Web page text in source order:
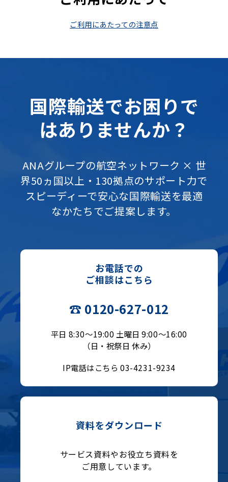
ご利用にあたっての注意点
国際輸送でお困りで
はありませんか？
ANAグループの航空ネットワーク × 世
界50ヵ国以上・130拠点のサポート力で
スピーディーで安心な国際輸送を最適
なかたちでご提案します。
お電話での
ご相談はこちら
☎ 0120-627-012
平日 8:30〜19:00 土曜日 9:00〜16:00
（日・祝祭日 休み）
IP電話はこちら 03-4231-9234
資料をダウンロード
サービス資料やお役立ち資料を
ご用意しています。